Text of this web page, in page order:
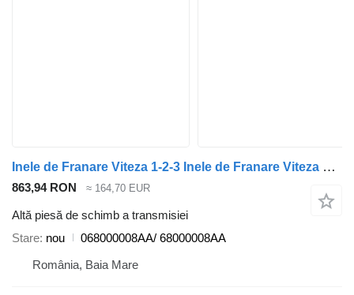
Inele de Franare Viteza 1-2-3 Inele de Franare Viteza 1-2-3 K 068000008AA/ pentru automobil Jeep
863,94 RON ≈ 164,70 EUR
Altă piesă de schimb a transmisiei
Stare nou
068000008AA/ 68000008AA
România, Baia Mare